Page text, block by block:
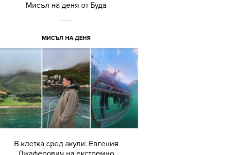
Мисъл на деня от Буда
МИСЪЛ НА ДЕНЯ
В клетка сред акули: Евгения